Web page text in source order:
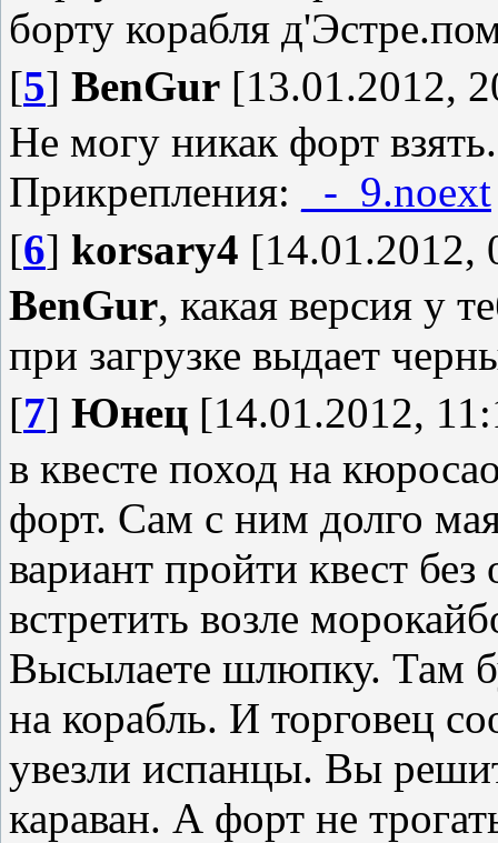
борту корабля
[5] BenGur [13.01.2012,
Не могу никак форт
Прикрепления:
_-_9.noext
[6] korsary4 [14.01.2012,
BenGur, какая версия у
при загрузке выдает
[7] Юнец [14.01.2012,
в квесте поход на
форт. Сам с ним долго
вариант пройти квест
встретить возле
Высылаете шлюпку. Там
на корабль. И торговец
увезли испанцы. Вы
караван. А форт не